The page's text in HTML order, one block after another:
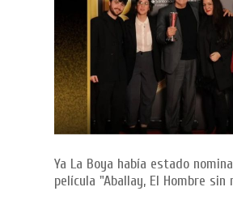
Ya La Boya había estado
película "Aballay, El Hombre sin